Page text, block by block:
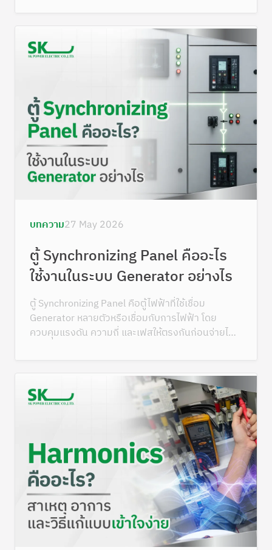
บทความ27 May 2026
ตู้ Synchronizing Panel คืออะไร
ใช้งานในระบบ Generator อย่างไร
ตู้ Synchronizing Panel คือตู้ไฟฟ้าที่ใช้เชื่อม
Generator หลายตัวหรือเชื่อมกับการไฟฟ้า โดย
ควบคุมแรงดัน ความถี่ และเฟสให้ตรงกันก่อนจ่ายไฟ